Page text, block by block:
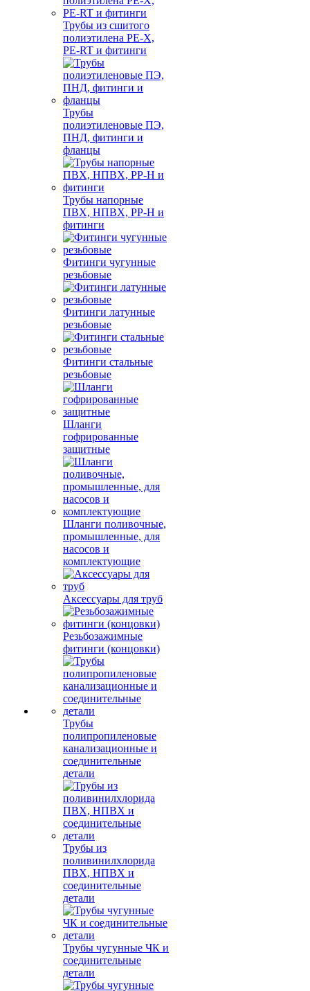
Трубы из сшитого
полиэтилена PE-X,
PE-RT и фитинги
Трубы
полиэтиленовые ПЭ,
ПНД, фитинги и
фланцы
Трубы напорные
ПВХ, НПВХ, PP-H и
фитинги
Фитинги чугунные
резьбовые
Фитинги латунные
резьбовые
Фитинги стальные
резьбовые
Шланги
гофрированные
защитные
Шланги поливочные,
промышленные, для
насосов и
комплектующие
Аксессуары для труб
Резьбозажимные
фитинги (концовки)
Трубы
полипропиленовые
канализационные и
соединительные
детали
Трубы из
поливинилхлорида
ПВХ, НПВХ и
соединительные
детали
Трубы чугунные ЧК и
соединительные
детали